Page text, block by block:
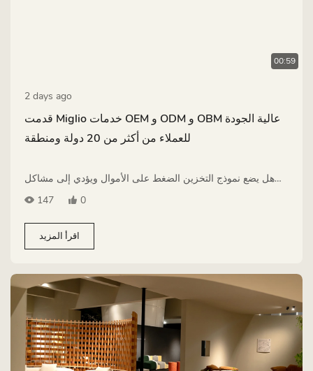
00:59
2 days ago
قدمت Miglio خدمات OEM و ODM و OBM عالية الجودة
للعملاء من أكثر من 20 دولة ومنطقة
هل يضع نموذج التخزين الضغط على الأموال ويؤدي إلى مشاكل
في المخزون؟ قدمت Miglio خدمات OEM و ODM و OBM عالية
147 0
اقرأ المزيد